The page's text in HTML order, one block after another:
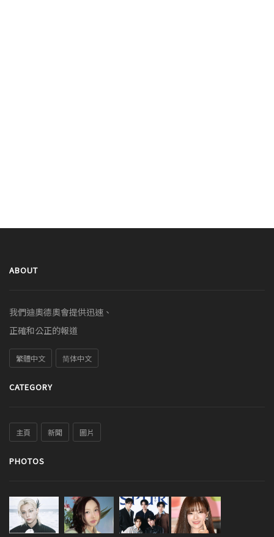
ABOUT
我們迪奧德奧會提供迅速、
正確和公正的報道
繁體中文 简体中文
CATEGORY
主頁 新聞 圖片
PHOTOS